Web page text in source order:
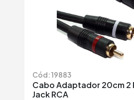
Cód: 19883
Cabo Adaptador 20cm 2
Jack RCA